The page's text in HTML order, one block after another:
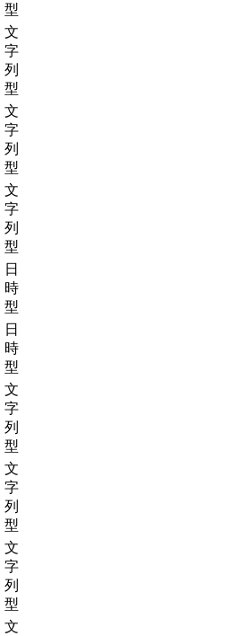
型
文
字
列
型
文
字
列
型
文
字
列
型
日
時
型
日
時
型
文
字
列
型
文
字
列
型
文
字
列
型
文